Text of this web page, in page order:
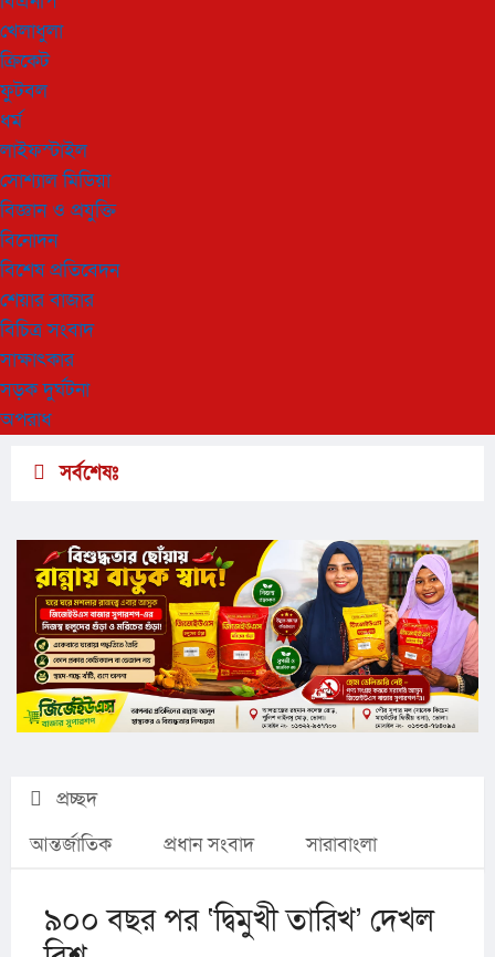
খেলাধুলা
ক্রিকেট
ফুটবল
ধর্ম
লাইফস্টাইল
সোশ্যাল মিডিয়া
বিজ্ঞান ও প্রযুক্তি
বিনোদন
বিশেষ প্রতিবেদন
শেয়ার বাজার
বিচিত্র সংবাদ
সাক্ষাৎকার
সড়ক দুর্ঘটনা
অপরাধ
সর্বশেষঃ
প্রচ্ছদ
আন্তর্জাতিক
প্রধান সংবাদ সারাবাংলা
৯০০ বছর পর ‘দ্বিমুখী তারিখ’ দেখল